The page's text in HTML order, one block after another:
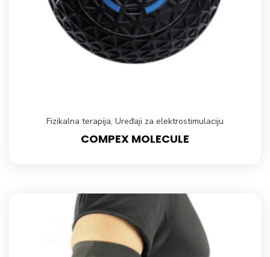
Fizikalna terapija, Uređaji za elektrostimulaciju
COMPEX MOLECULE